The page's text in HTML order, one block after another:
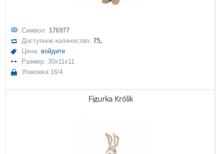
Символ: 176977
Доступное количество:75,
Цена: войдите
Размер: 30x11x11
Упаковка 16/4
Figurka Królik